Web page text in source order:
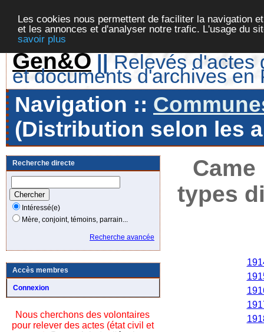
Les cookies nous permettent de faciliter la navigation
et les annonces et d'analyser notre trafic. L'usage du
savoir plus
Gen&O || Relevés d'actes
et documents d'archives en
Navigation ::
(Distribution selon les
Recherche directe
Intéressé(e)
Mère, conjoint, témoins, parrain...
Recherche avancée
Accès membres
Connexion
Nous cherchons des volontaires
pour relever des actes (état civil et
types